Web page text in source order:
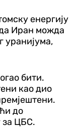
енергију
Иран можда
уранијума,
бити.
као дио
до
за ЦБС.